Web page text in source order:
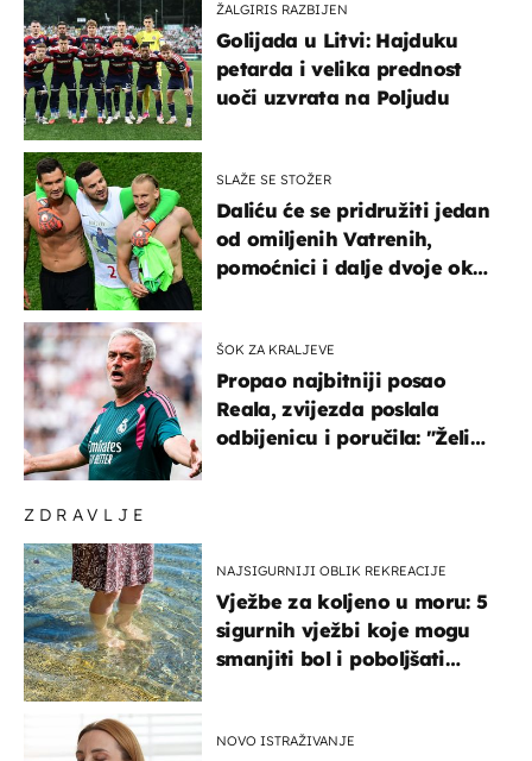
ZDRAVLJE
NAJSIGURNIJI OBLIK REKREACIJE
Vježbe za koljeno u moru: 5
sigurnih vježbi koje mogu
smanjiti bol i poboljšati
NOVO ISTRAŽIVANJE
ŽALGIRIS RAZBIJEN
Golijada u Litvi: Hajduku
petarda i velika prednost
uoči uzvrata na Poljudu
SLAŽE SE STOŽER
Daliću će se pridružiti jedan
od omiljenih Vatrenih,
pomoćnici i dalje dvoje oko
ŠOK ZA KRALJEVE
Propao najbitniji posao
Reala, zvijezda poslala
odbijenicu i poručila: "Želim